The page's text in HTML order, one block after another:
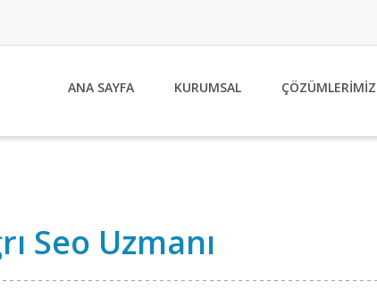
ANA SAYFA KURUMSAL ÇÖZÜMLERİMİZ
Seo Uzmanı